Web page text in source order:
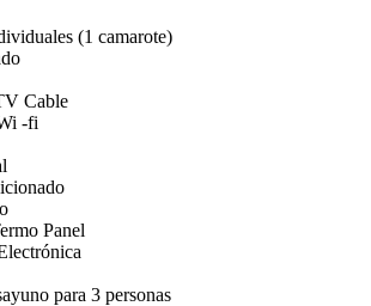
(1 camarote)
Cable
-fi
Panel
para 3 personas